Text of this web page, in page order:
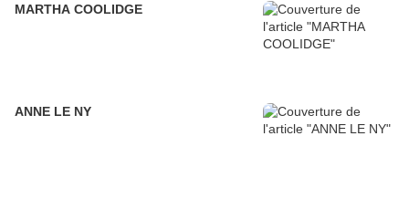
MARTHA COOLIDGE
ANNE LE NY